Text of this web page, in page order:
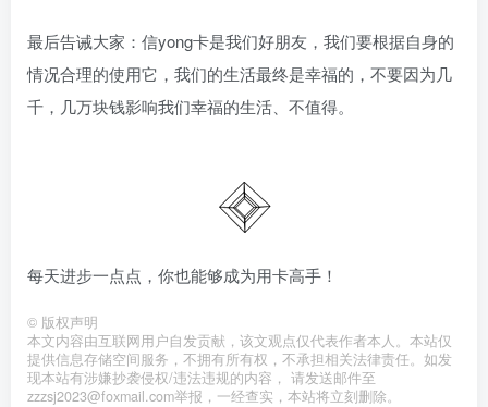
最后告诫大家：信yong卡是我们好朋友，我们要根据自身的
情况合理的使用它，我们的生活最终是幸福的，不要因为几
千，几万块钱影响我们幸福的生活、不值得。
每天进步一点点，你也能够成为用卡高手！
© 版权声明
本文内容由互联网用户自发贡献，该文观点仅代表作者本人。本站仅
提供信息存储空间服务，不拥有所有权，不承担相关法律责任。如发
现本站有涉嫌抄袭侵权/违法违规的内容， 请发送邮件至
zzzsj2023@foxmail.com举报，一经查实，本站将立刻删除。